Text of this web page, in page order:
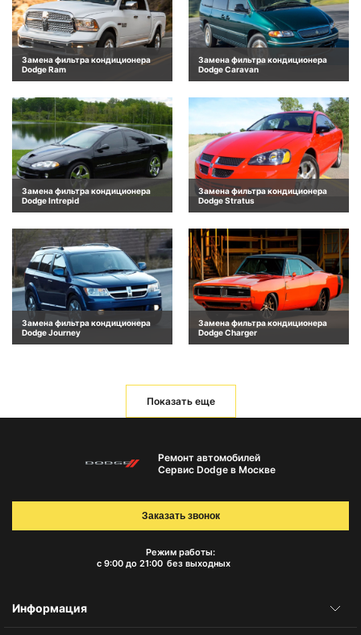
Замена фильтра кондиционера
Dodge Ram
Замена фильтра кондиционера
Dodge Caravan
Замена фильтра кондиционера
Dodge Intrepid
Замена фильтра кондиционера
Dodge Stratus
Замена фильтра кондиционера
Dodge Journey
Замена фильтра кондиционера
Dodge Charger
Показать еще
Ремонт автомобилей
Сервис Dodge в Москве
Режим работы:
с 9:00 до 21:00 без выходных
Заказать звонок
Информация